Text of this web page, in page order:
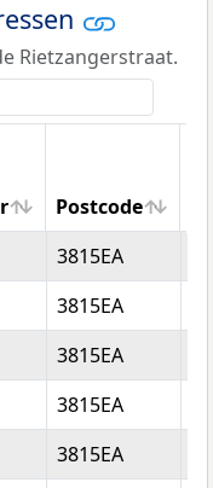
Rietzangerstraat.
Postcode
Postcode
3815EA
3815EA
3815EA
3815EA
3815EA